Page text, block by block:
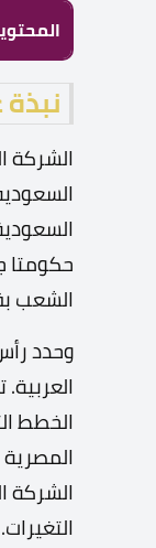
حكومتا
الشعب بقرار رئيس
وحدد
الشركة
التغيرات.